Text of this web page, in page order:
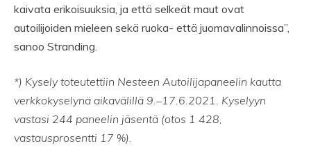
kaivata erikoisuuksia, ja että selkeät maut ovat
autoilijoiden mieleen sekä ruoka- että juomavalinnoissa”,
sanoo Stranding.
*) Kysely toteutettiin Nesteen Autoilijapaneelin kautta
verkkokyselynä aikavälillä 9.‒17.6.2021. Kyselyyn
vastasi 244 paneelin jäsentä (otos 1 428,
vastausprosentti 17 %).